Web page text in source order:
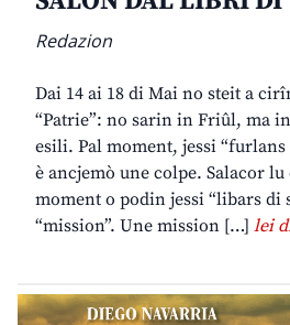
Redazion
Dai 14 ai 18 di Mai no steit a
“Patrie”: no sarin in Friûl, ma
esili. Pal moment, jessi
è ancjemò une colpe. Salacor
moment o podin jessi “libars di
“mission”. Une mission […] lei